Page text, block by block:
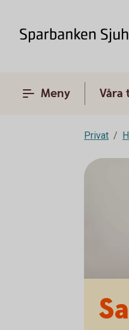
Meny Våra
Privat